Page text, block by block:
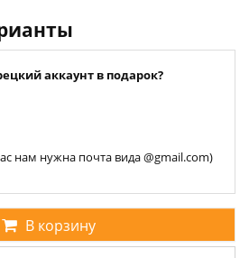
аккаунт в подарок?
нам нужна почта вида @gmail.com)
В корзину